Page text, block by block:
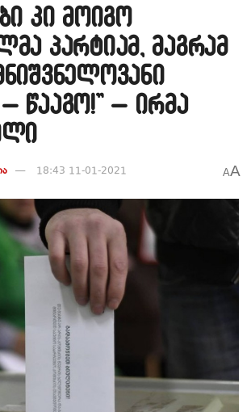
კი მოიგო
პარტიამ, მაგრამ
წააგო!” – ირმა
18:43 11-01-2021 AA